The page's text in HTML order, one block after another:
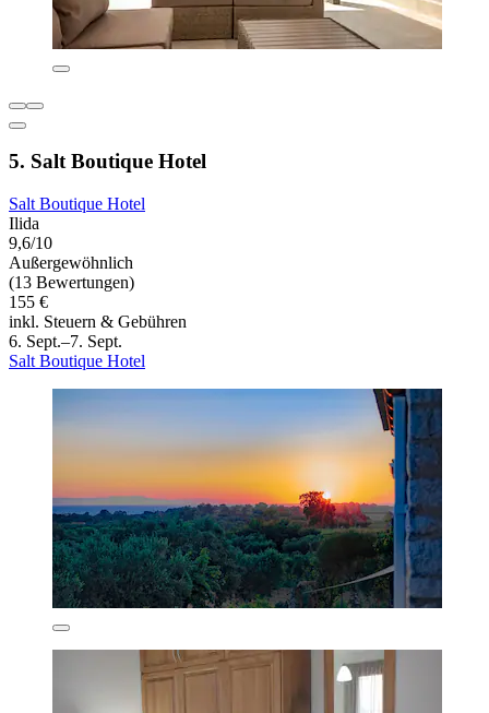
5. Salt Boutique Hotel
Salt Boutique Hotel
Ilida
9,6/10
Außergewöhnlich
(13 Bewertungen)
155 €
inkl. Steuern & Gebühren
6. Sept.–7. Sept.
Salt Boutique Hotel